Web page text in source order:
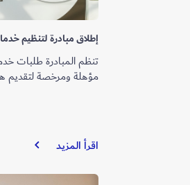
إطلاق مبادرة لتنظيم
تنظم المبادرة طلبات
مؤهلة ومرخصة لتقديم
اقرأ المزيد
إطلاق
لتنظيم